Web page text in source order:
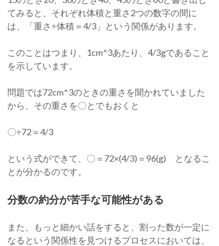
てみると、それぞれ体積と重さ2つの数字の間に
は、「重さ÷体積＝4/3」という関係があります。
このことはつまり、1cm^3あたり、4/3gであること
を示しています。
問題では72cm^3のときの重さを聞かれていました
から、その重さを〇とでもおくと
〇÷72＝4/3
という式ができて、〇＝72×(4/3)＝96(g) となるこ
とが分かるのです。
分数の約分が苦手な可能性がある
また、もっと細かい話をすると、割った数が一定に
なるという関係性を見つけるプロセスにおいては、